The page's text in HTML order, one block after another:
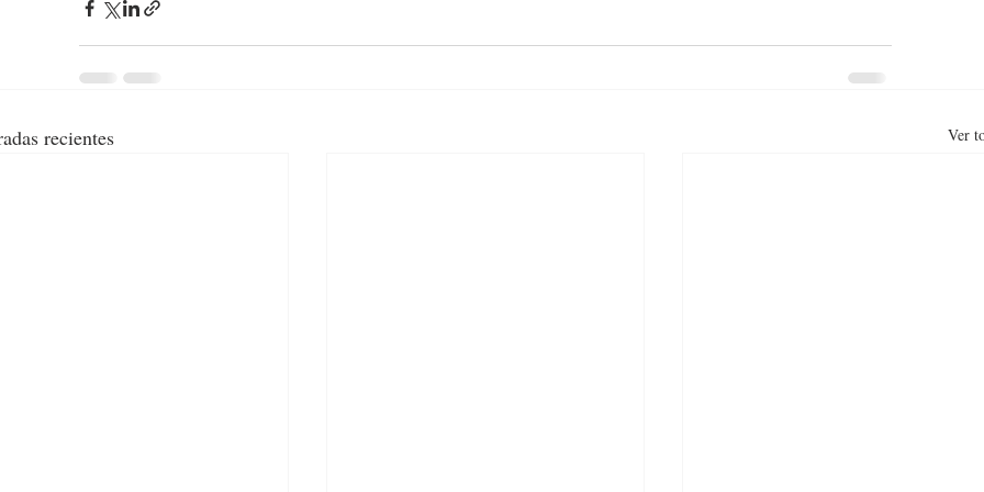
recientes Ver